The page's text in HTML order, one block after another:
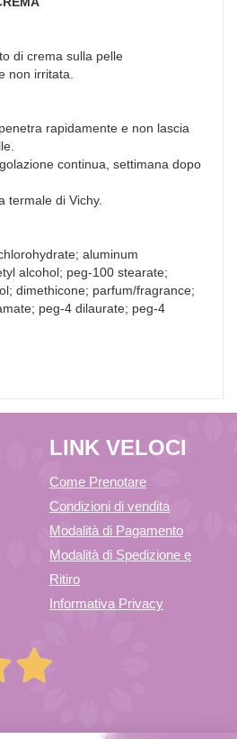
di crema sulla pelle
non irritata.
rapidamente e non lascia
continua, settimana dopo
termale di Vichy.
aluminum
alcohol; peg-100 stearate;
dimethicone; parfum/fragrance;
peg-4 dilaurate; peg-4
LINK VELOCI
Come Prenotare
Condizioni di vendita
Modalità di Pagamento
Modalità di Spedizione e
Ritiro
Informativa Privacy